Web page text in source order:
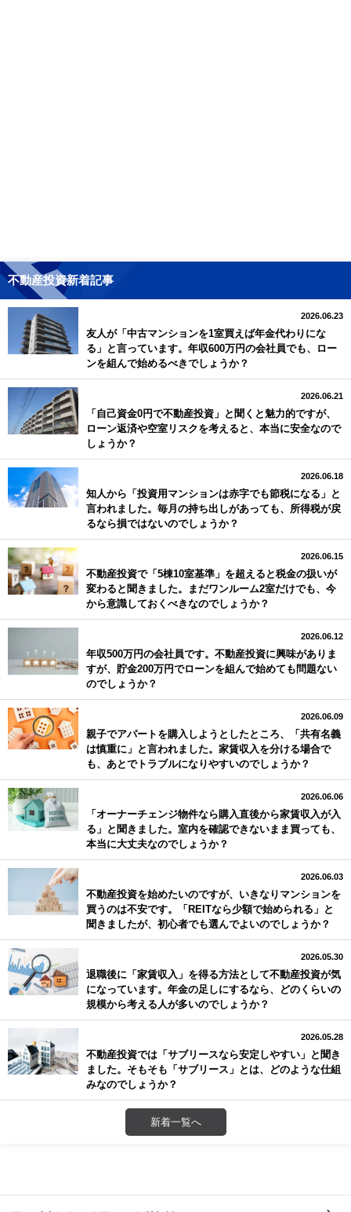
不動産投資新着記事
2026.06.23
友人が「中古マンションを1室買えば年金代わりにな
る」と言っています。年収600万円の会社員でも、ロー
ンを組んで始めるべきでしょうか？
2026.06.21
「自己資金0円で不動産投資」と聞くと魅力的ですが、
ローン返済や空室リスクを考えると、本当に安全なので
しょうか？
2026.06.18
知人から「投資用マンションは赤字でも節税になる」と
言われました。毎月の持ち出しがあっても、所得税が戻
るなら損ではないのでしょうか？
2026.06.15
不動産投資で「5棟10室基準」を超えると税金の扱いが
変わると聞きました。まだワンルーム2室だけでも、今
から意識しておくべきなのでしょうか？
2026.06.12
年収500万円の会社員です。不動産投資に興味がありま
すが、貯金200万円でローンを組んで始めても問題ない
のでしょうか？
2026.06.09
親子でアパートを購入しようとしたところ、「共有名義
は慎重に」と言われました。家賃収入を分ける場合で
も、あとでトラブルになりやすいのでしょうか？
2026.06.06
「オーナーチェンジ物件なら購入直後から家賃収入が入
る」と聞きました。室内を確認できないまま買っても、
本当に大丈夫なのでしょうか？
2026.06.03
不動産投資を始めたいのですが、いきなりマンションを
買うのは不安です。「REITなら少額で始められる」と
聞きましたが、初心者でも選んでよいのでしょうか？
2026.05.30
退職後に「家賃収入」を得る方法として不動産投資が気
になっています。年金の足しにするなら、どのくらいの
規模から考える人が多いのでしょうか？
2026.05.28
不動産投資では「サブリースなら安定しやすい」と聞き
ました。そもそも「サブリース」とは、どのような仕組
みなのでしょうか？
新着一覧へ